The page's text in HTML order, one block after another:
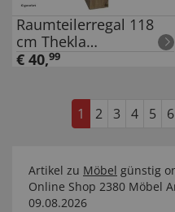
Raumteilerregal 118
cm Thekla
Artisaneiche
€ 40,99
1 2 3 4 5 6
Artikel zu Möbel günstig
Online Shop 2380 Möbel
09.08.2026